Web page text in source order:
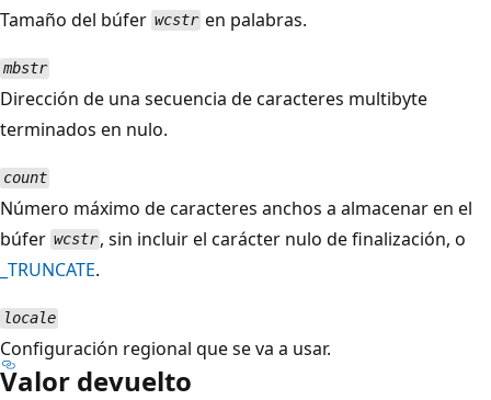
Tamaño del búfer wcstr en palabras.
mbstr
Dirección de una secuencia de caracteres multibyte
terminados en nulo.
count
Número máximo de caracteres anchos a almacenar en el
búfer wcstr , sin incluir el carácter nulo de finalización, o
_TRUNCATE.
locale
Configuración regional que se va a usar.
Valor devuelto